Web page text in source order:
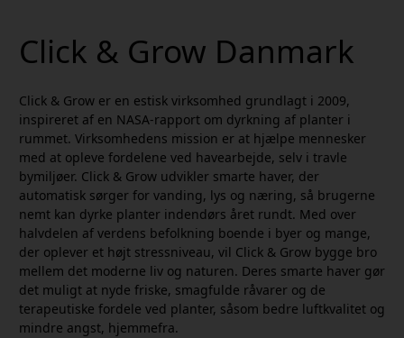
Click & Grow Danmark
Click & Grow er en estisk virksomhed grundlagt i 2009,
inspireret af en NASA-rapport om dyrkning af planter i
rummet. Virksomhedens mission er at hjælpe mennesker
med at opleve fordelene ved havearbejde, selv i travle
bymiljøer. Click & Grow udvikler smarte haver, der
automatisk sørger for vanding, lys og næring, så brugerne
nemt kan dyrke planter indendørs året rundt. Med over
halvdelen af verdens befolkning boende i byer og mange,
der oplever et højt stressniveau, vil Click & Grow bygge bro
mellem det moderne liv og naturen. Deres smarte haver gør
det muligt at nyde friske, smagfulde råvarer og de
terapeutiske fordele ved planter, såsom bedre luftkvalitet og
mindre angst, hjemmefra.